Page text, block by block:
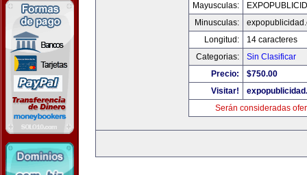
Mayusculas:
Minusculas:
Longitud:
14 caracteres
Categorias:
Sin Clasificar
Precio:
$750.00
Visitar!
Serán consideradas